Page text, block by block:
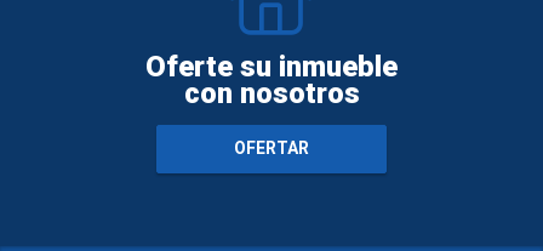
Oferte su inmueble
con nosotros
OFERTAR